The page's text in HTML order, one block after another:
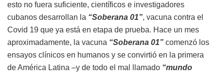
esto no fuera suficiente, científicos e investigadores
cubanos desarrollan la “Soberana 01”, vacuna contra el
Covid 19 que ya está en etapa de prueba. Hace un mes
aproximadamente, la vacuna “Soberana 01” comenzó los
ensayos clínicos en humanos y se convirtió en la primera
de América Latina –y de todo el mal llamado “mundo